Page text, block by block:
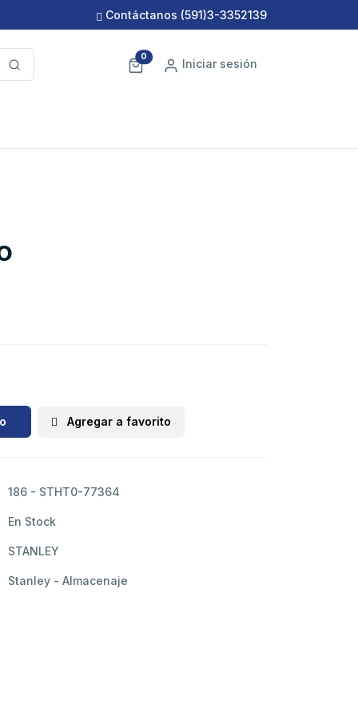
Contáctanos (591)3-3352139
0
Iniciar sesión
Agregar a favorito
186 - STHT0-77364
En Stock
STANLEY
Stanley - Almacenaje